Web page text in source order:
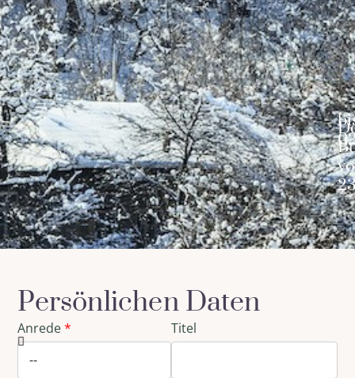
Georgien zwischen den Jahren: Weihnachten und Silvester
Persönlichen Daten
Anrede Titel